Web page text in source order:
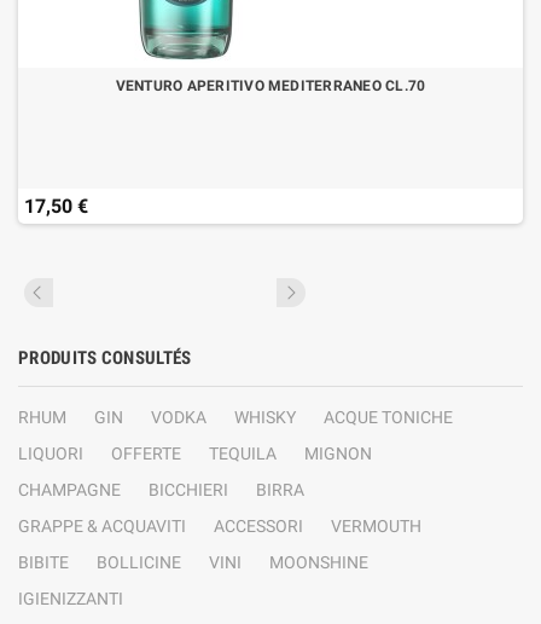
VENTURO APERITIVO MEDITERRANEO CL.70
17,50 €
PRODUITS CONSULTÉS
RHUM GIN VODKA WHISKY
ACQUE TONICHE
LIQUORI
OFFERTE TEQUILA
MIGNON
CHAMPAGNE
BICCHIERI
BIRRA
GRAPPE & ACQUAVITI
ACCESSORI
VERMOUTH
BIBITE
BOLLICINE VINI
MOONSHINE
IGIENIZZANTI